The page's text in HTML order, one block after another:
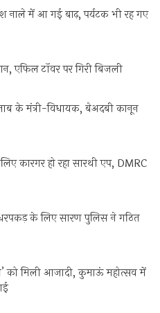
नाले में आ गई बाढ़, पर्यटक भी रह गए
एफिल टॉवर पर गिरी बिजली
के मंत्री-विधायक, बेअदबी कानून
कारगर हो रहा सारथी एप, DMRC
के लिए सारण पुलिस ने गठित
को मिली आजादी, कुमाऊं महोत्सव में